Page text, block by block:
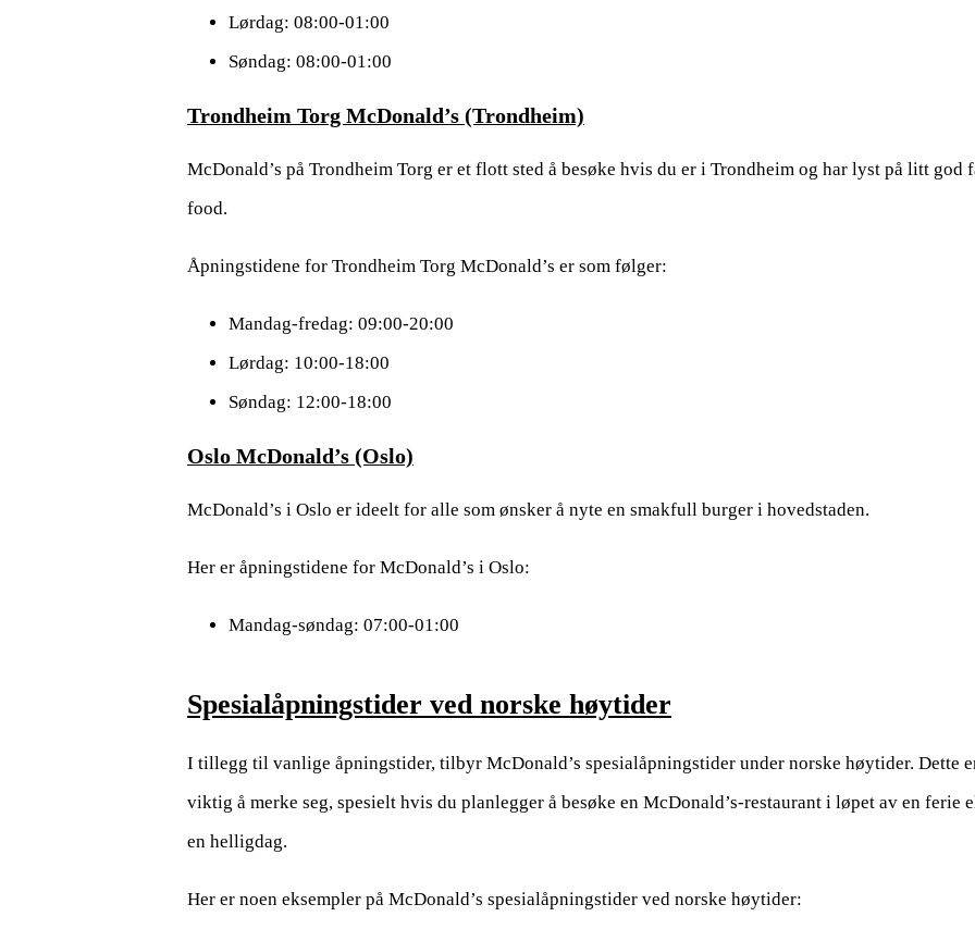
Lørdag: 08:00-01:00
Søndag: 08:00-01:00
Trondheim Torg McDonald’s (Trondheim)
McDonald’s på Trondheim Torg er et flott sted å besøke hvis du er i Trondheim og har lyst på litt god
food.
Åpningstidene for Trondheim Torg McDonald’s er som følger:
Mandag-fredag: 09:00-20:00
Lørdag: 10:00-18:00
Søndag: 12:00-18:00
Oslo McDonald’s (Oslo)
McDonald’s i Oslo er ideelt for alle som ønsker å nyte en smakfull burger i hovedstaden.
Her er åpningstidene for McDonald’s i Oslo:
Mandag-søndag: 07:00-01:00
Spesialåpningstider ved norske høytider
I tillegg til vanlige åpningstider, tilbyr McDonald’s spesialåpningstider under norske høytider. Dette
viktig å merke seg, spesielt hvis du planlegger å besøke en McDonald’s-restaurant i løpet av en ferie
en helligdag.
Her er noen eksempler på McDonald’s spesialåpningstider ved norske høytider: